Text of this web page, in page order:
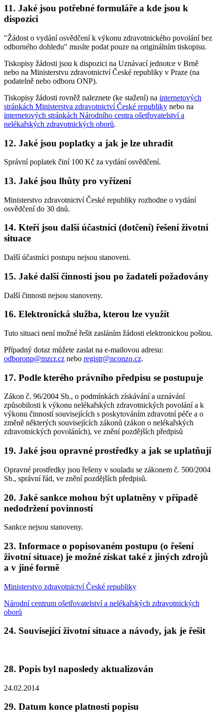
11. Jaké jsou potřebné formuláře a kde jsou k
dispozici
"Žádost o vydání osvědčení k výkonu zdravotnického povolání bez
odborného dohledu" musíte podat pouze na originálním tiskopisu.
Tiskopisy žádosti jsou k dispozici na Uznávací jednotce v Brně
nebo na Ministerstvu zdravotnictví České republiky v Praze (na
podatelně nebo odboru ONP).
Tiskopisy žádosti rovněž naleznete (ke stažení) na internetových
stránkách Ministerstva zdravotnictví České republiky nebo na
internetových stránkách Národního centra ošetřovatelství a
nelékařských zdravotnických oborů.
12. Jaké jsou poplatky a jak je lze uhradit
Správní poplatek činí 100 Kč za vydání osvědčení.
13. Jaké jsou lhůty pro vyřízení
Ministerstvo zdravotnictví České republiky rozhodne o vydání
osvědčení do 30 dnů.
14. Kteří jsou další účastníci (dotčení) řešení životní
situace
Další účastníci postupu nejsou stanoveni.
15. Jaké další činnosti jsou po žadateli požadovány
Další činnosti nejsou stanoveny.
16. Elektronická služba, kterou lze využít
Tuto situaci není možné řešit zasláním žádosti elektronickou poštou.
Případný dotaz můžete zaslat na e-mailovou adresu:
odboronp@mzcr.cz nebo registr@nconzo.cz.
17. Podle kterého právního předpisu se postupuje
Zákon č. 96/2004 Sb., o podmínkách získávání a uznávání
způsobilosti k výkonu nelékařských zdravotnických povolání a k
výkonu činností souvisejících s poskytováním zdravotní péče a o
změně některých souvisejících zákonů (zákon o nelékařských
zdravotnických povoláních), ve znění pozdějších předpisů
19. Jaké jsou opravné prostředky a jak se uplatňují
Opravné prostředky jsou řešeny v souladu se zákonem č. 500/2004
Sb., správní řád, ve znění pozdějších předpisů.
20. Jaké sankce mohou být uplatněny v případě
nedodržení povinností
Sankce nejsou stanoveny.
23. Informace o popisovaném postupu (o řešení
životní situace) je možné získat také z jiných zdrojů
a v jiné formě
Ministerstvo zdravotnictví České republiky
Národní centrum ošetřovatelství a nelékařských zdravotnických
oborů
24. Související životní situace a návody, jak je řešit
28. Popis byl naposledy aktualizován
24.02.2014
29. Datum konce platnosti popisu